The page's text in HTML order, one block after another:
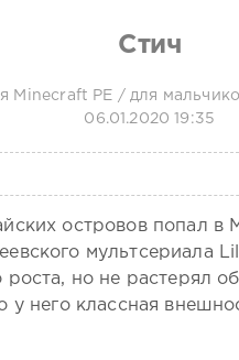
Стич
Minecraft PE / для
06.01.2020 19:35
островов попал в
мультсериала
роста, но не растерял
у него классная